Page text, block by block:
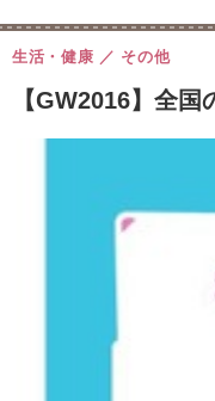
【GW2016】全
生活・健康 その他